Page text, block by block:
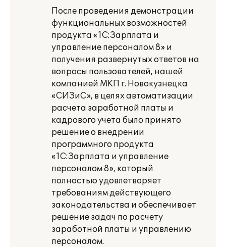
После проведения демонстрации
функциональных возможностей
продукта «1С:Зарплата и
управление персоналом 8» и
получения развернутых ответов на
вопросы пользователей, нашей
компанией МКП г. Новокузнецка
«СИЗиС», в целях автоматизации
расчета заработной платы и
кадрового учета было принято
решение о внедрении
программного продукта
«1С:Зарплата и управление
персоналом 8», который
полностью удовлетворяет
требованиям действующего
законодательства и обеспечивает
решение задач по расчету
заработной платы и управлению
персоналом.